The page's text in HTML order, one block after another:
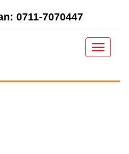
0711-7070447
Toggle